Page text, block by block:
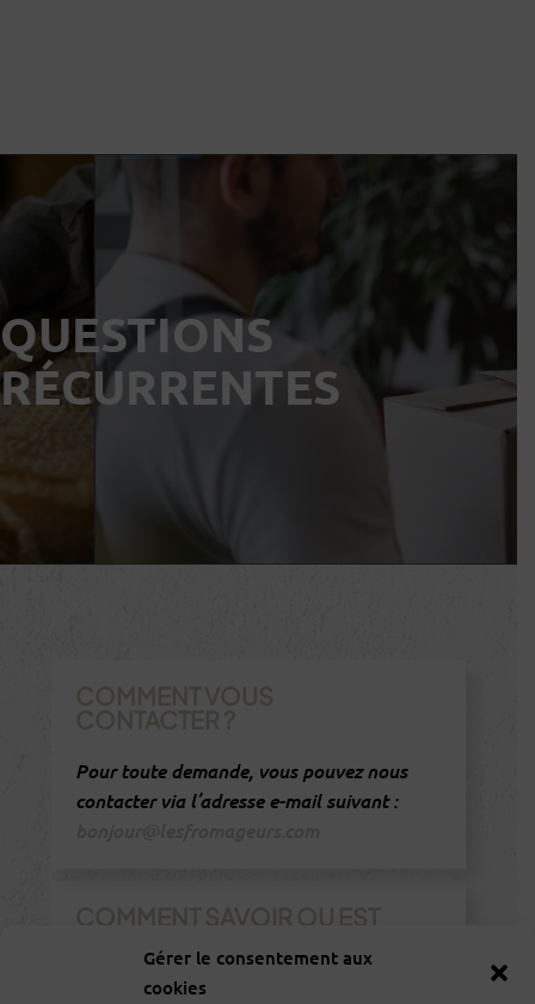
Gérer le consentement aux
cookies
QUESTIONS
RÉCURRENTES
Pour toute demande, vous pouvez nous
contacter via l’adresse e-mail suivant :
COMMENT SAVOIR OU EST